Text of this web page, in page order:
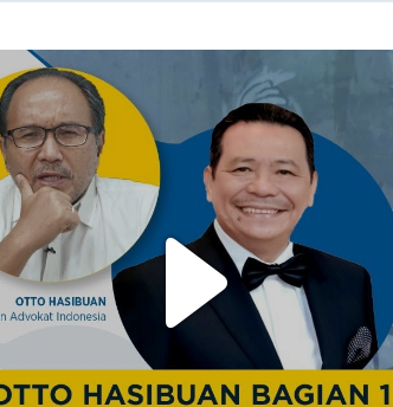
Play